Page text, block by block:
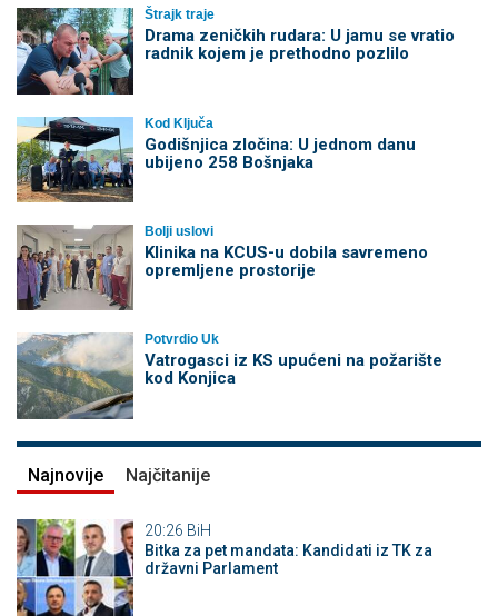
Štrajk traje
Drama zeničkih rudara: U jamu se vratio
radnik kojem je prethodno pozlilo
Kod Ključa
Godišnjica zločina: U jednom danu
ubijeno 258 Bošnjaka
Bolji uslovi
Klinika na KCUS-u dobila savremeno
opremljene prostorije
Potvrdio Uk
Vatrogasci iz KS upućeni na požarište
kod Konjica
Najnovije Najčitanije
20:26 BiH
Bitka za pet mandata: Kandidati iz TK za
državni Parlament